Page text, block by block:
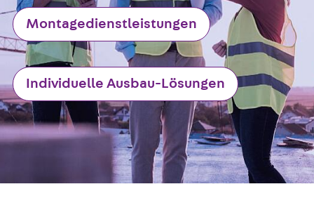
Montagedienstleistungen
Individuelle Ausbau-Lösungen